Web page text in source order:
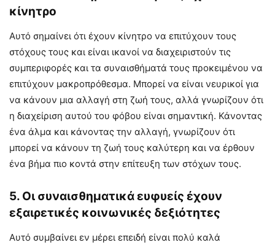
κίνητρο
Αυτό σημαίνει ότι έχουν κίνητρο να επιτύχουν τους
στόχους τους και είναι ικανοί να διαχειριστούν τις
συμπεριφορές και τα συναισθήματά τους προκειμένου να
επιτύχουν μακροπρόθεσμα. Μπορεί να είναι νευρικοί για
να κάνουν μια αλλαγή στη ζωή τους, αλλά γνωρίζουν ότι
η διαχείριση αυτού του φόβου είναι σημαντική. Κάνοντας
ένα άλμα και κάνοντας την αλλαγή, γνωρίζουν ότι
μπορεί να κάνουν τη ζωή τους καλύτερη και να έρθουν
ένα βήμα πιο κοντά στην επίτευξη των στόχων τους.
5. Οι συναισθηματικά ευφυείς έχουν
εξαιρετικές κοινωνικές δεξιότητες
Αυτό συμβαίνει εν μέρει επειδή είναι πολύ καλά